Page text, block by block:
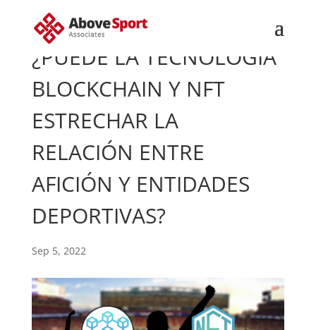
¿PUEDE LA TECNOLOGÍA
BLOCKCHAIN Y NFT
ESTRECHAR LA
RELACIÓN ENTRE
AFICIÓN Y ENTIDADES
DEPORTIVAS?
Sep 5, 2022